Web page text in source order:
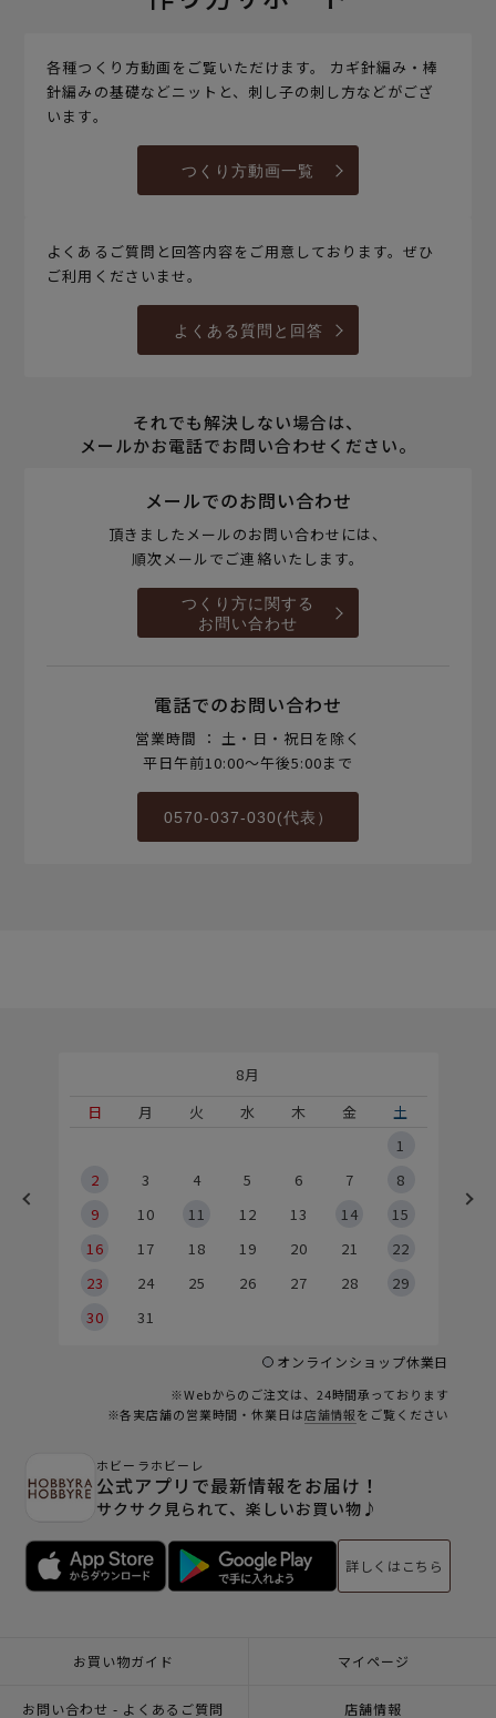
各種つくり方動画をご覧いただけます。 カギ針編み・棒
針編みの基礎などニットと、刺し子の刺し方などがござ
います。
つくり方動画一覧
よくあるご質問と回答内容をご用意しております。ぜひ
ご利用くださいませ。
よくある質問と回答
それでも解決しない場合は、
メールかお電話でお問い合わせください。
メールでのお問い合わせ
頂きましたメールのお問い合わせには、
順次メールでご連絡いたします。
つくり方に関する
お問い合わせ
電話でのお問い合わせ
営業時間 ： 土・日・祝日を除く
平日午前10:00～午後5:00まで
0570-037-030(代表）
8月
日
月 火 水 木 金
土
1
2
3 4 5 6 7
8
9
10 11 12 13 14
15
16
17 18 19 20 21
22
23
24 25 26 27 28
29
30
31
オンラインショップ休業日
※Webからのご注文は、24時間承っております
※各実店舗の営業時間・休業日は店舗情報をご覧ください
ホビーラホビーレ
公式アプリで最新情報をお届け！
サクサク見られて、楽しいお買い物♪
詳しくはこちら
お買い物ガイド マイページ
お問い合わせ - よくあるご質問 店舗情報